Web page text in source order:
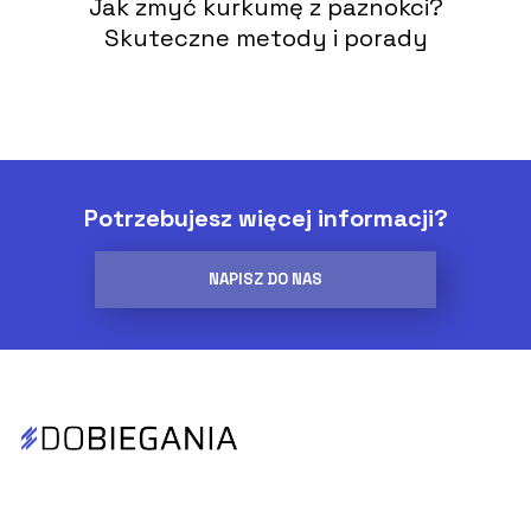
Jak zmyć kurkumę z paznokci?
Skuteczne metody i porady
Potrzebujesz więcej informacji?
NAPISZ DO NAS